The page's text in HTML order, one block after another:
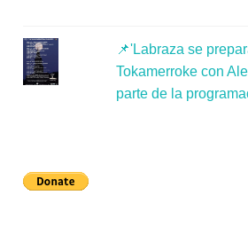
📌'Labraza se
Tokamerroke con
parte de la